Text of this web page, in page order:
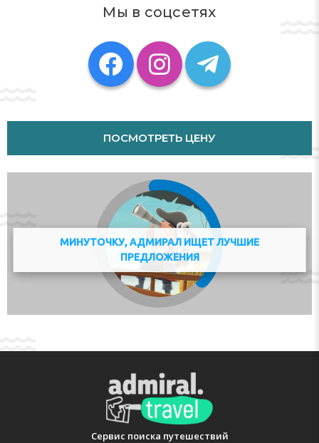
Мы в соцсетях
ПОСМОТРЕТЬ ЦЕНУ
МИНУТОЧКУ, АДМИРАЛ ИЩЕТ ЛУЧШИЕ
ПРЕДЛОЖЕНИЯ
Сервис поиска путешествий